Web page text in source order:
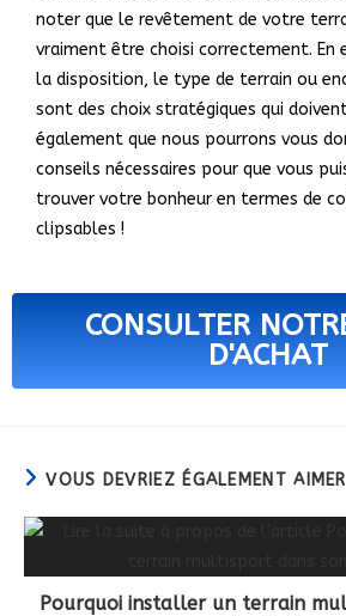
noter que le revêtement de votre
vraiment être choisi correctement.
la disposition, le type de terrain ou
sont des choix stratégiques qui
également que nous pourrons vous
conseils nécessaires pour que vous
trouver votre bonheur en termes de
clipsables !
CONSULTER
D'ACHAT
VOUS DEVRIEZ ÉGALEMENT AIMER
Pourquoi installer un terrain